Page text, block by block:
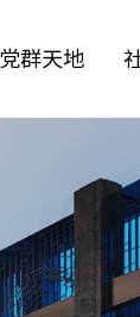
党群天地